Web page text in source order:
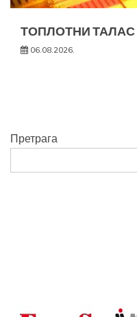
ТОПЛОТНИ ТАЛАС
06.08.2026.
Претрага